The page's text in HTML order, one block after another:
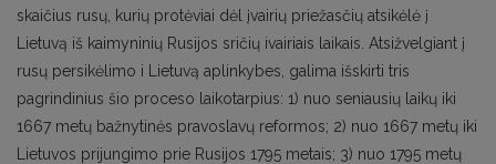
skaičius rusų, kurių protėviai dėl įvairių priežasčių atsikėlė į
Lietuvą iš kaimyninių Rusijos sričių ivairiais laikais. Atsižvelgiant į
rusų persikėlimo i Lietuvą aplinkybes, galima išskirti tris
pagrindinius šio proceso laikotarpius: 1) nuo seniausių laikų iki
1667 metų bažnytinės pravoslavų reformos; 2) nuo 1667 metų iki
Lietuvos prijungimo prie Rusijos 1795 metais; 3) nuo 1795 metų